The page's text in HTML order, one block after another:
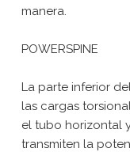
manera.
POWERSPINE
La parte inferior
las cargas
el tubo horizontal
transmiten la